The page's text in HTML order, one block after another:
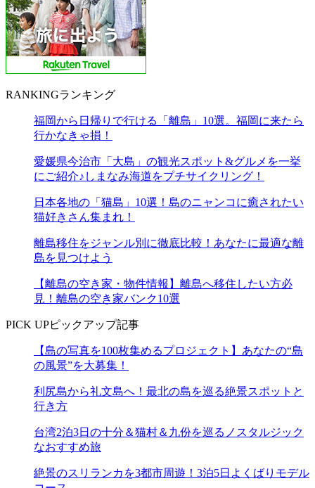
RANKINGランキング
福岡から日帰りで行ける「離島」10選。福岡に来たら
行かなきゃ損！
愛媛県今治市「大島」の観光スポット&グルメを一挙
にご紹介♪しまなみ海道をプチサイクリング！
日本各地の「猫島」10選！島のニャンコに癒されたい
猫好きさん集まれ！
離島移住をジャンル別に徹底比較！あなたに最適な離
島を見つけよう
【離島の空き家・物件情報】離島へ移住したい方必
見！離島の空き家バンク10選
PICK UPピックアップ記事
【島の写真を100枚集めるプロジェクト】あなたの“島
の風景”を大募集！
利尻島から礼文島へ！最北の島を巡る絶景スポットと
行き方
台湾2泊3日の十分＆猫村＆九份を巡るノスタルジック
なおすすめ旅
絶景のスリランカを3都市周遊！3泊5日よくばりモデル